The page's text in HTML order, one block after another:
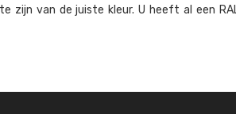
zijn van de juiste kleur. U heeft al een
Kambier BV